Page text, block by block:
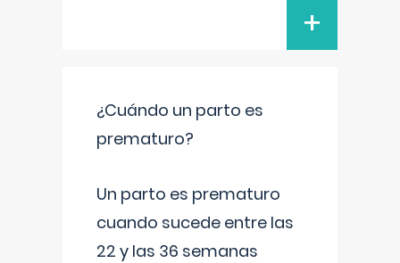
+
¿Cuándo un parto es
prematuro?
Un parto es prematuro
cuando sucede entre las
22 y las 36 semanas